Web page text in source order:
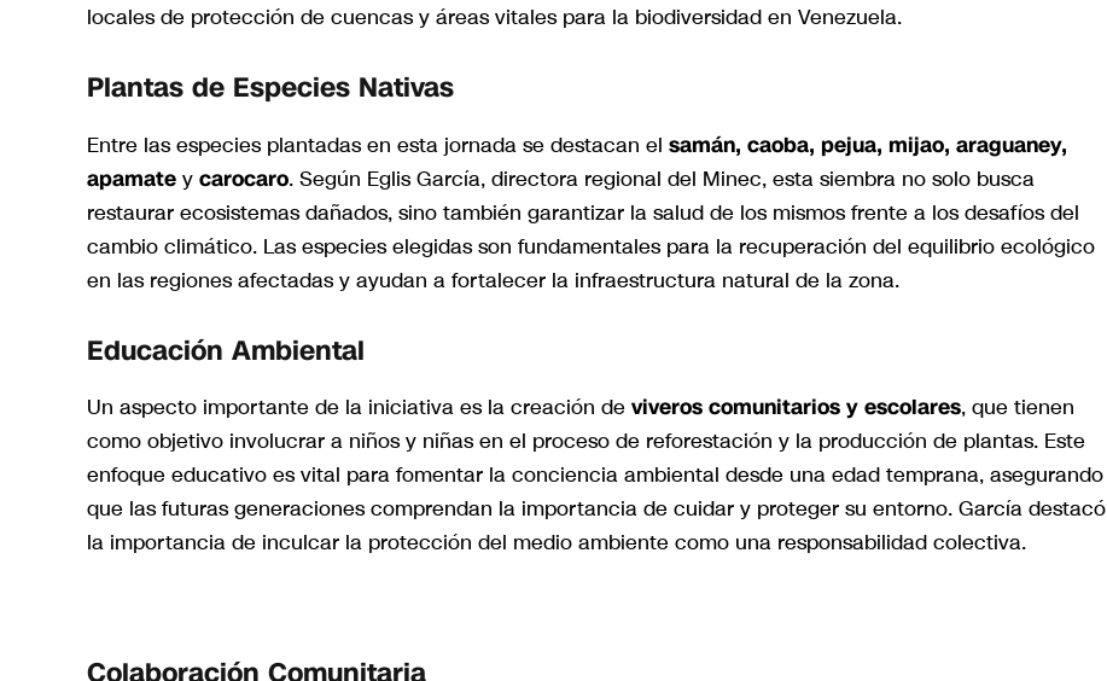
locales de protección de cuencas y áreas vitales para la biodiversidad en Venezuela.
Plantas de Especies Nativas
Entre las especies plantadas en esta jornada se destacan el samán, caoba, pejua, mijao, araguaney,
apamate y carocaro. Según Eglis García, directora regional del Minec, esta siembra no solo busca
restaurar ecosistemas dañados, sino también garantizar la salud de los mismos frente a los desafíos del
cambio climático. Las especies elegidas son fundamentales para la recuperación del equilibrio ecológico
en las regiones afectadas y ayudan a fortalecer la infraestructura natural de la zona.
Educación Ambiental
Un aspecto importante de la iniciativa es la creación de viveros comunitarios y escolares, que tienen
como objetivo involucrar a niños y niñas en el proceso de reforestación y la producción de plantas. Este
enfoque educativo es vital para fomentar la conciencia ambiental desde una edad temprana, asegurando
que las futuras generaciones comprendan la importancia de cuidar y proteger su entorno. García destacó
la importancia de inculcar la protección del medio ambiente como una responsabilidad colectiva.
Colaboración Comunitaria